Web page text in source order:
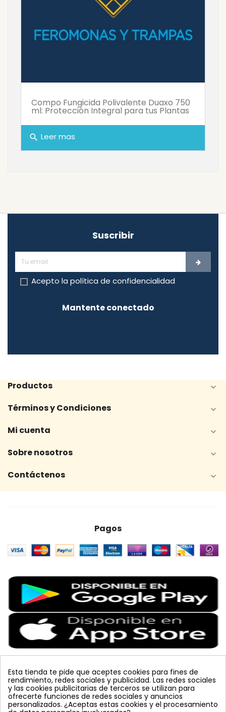
Compo Fungicida Polivalente Duaxo 750
ml: Protección Integral para tus Plantas
search Leer mas
Suscribir
Acepto la política de confidencialidad
Mantente conectado
Productos 
Términos y Condiciones 
Mi cuenta 
Sobre nosotros 
Contáctenos 
Pagos
Etiquetas Populares
colmena vacuna arbol planta placa
Esta tienda te pide que aceptes cookies para fines de
rendimiento, redes sociales y publicidad. Las redes sociales
y las cookies publicitarias de terceros se utilizan para
ofrecerte funciones de redes sociales y anuncios
personalizados. ¿Aceptas estas cookies y el procesamiento